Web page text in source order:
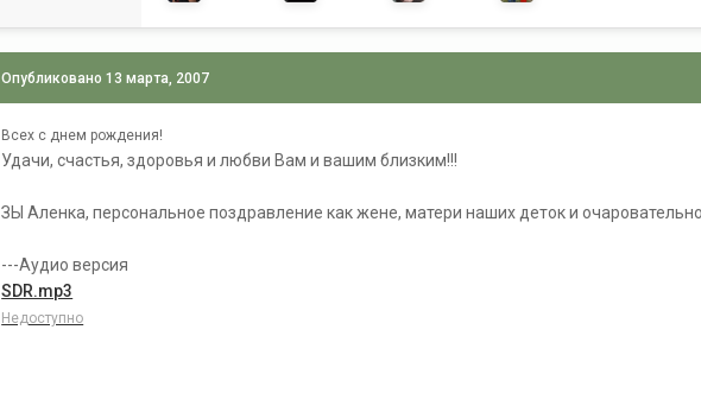
Опубликовано13 марта, 2007
Всех с днем рождения!
Удачи, счастья, здоровья и любви Вам и вашим близким!!!
ЗЫ Аленка, персональное поздравление как жене, матери наших деток и
---Аудио версия
SDR.mp3
Недоступно